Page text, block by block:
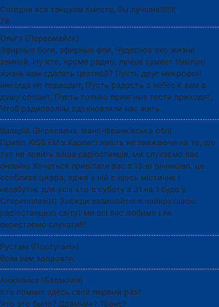
Сегодня все танцуем вместе, Вы лучшие!!!!!!!!
78
Ольга (Первомайск)
Эфирные боги, эфирные феи, Чудесное эхо жизни
земной, Ну кто, кроме радио, лучше сумеет Унылую
жизнь нам сделать цветной? Пусть друг микрофон
никогда не подводит, Пусть радость с небес к вам в
душу спешит, Пусть только приятные гости приходят,
Чтоб радиоволны вдохновляли нас жить.
Валерій (Верховина, Івано-Франківська обл)
Привіт KISS FM з Карпат) навіть не зважаючи на те, що
тут не ловить ваша радіостанція, ми слухаємо вас
онлайн) Хочеться привітати вас з 13-ю річницею, це
особлива цифра, адже у ній є щось містичне і
незабутнє для усіх хто в суботу з 31 на 1 буде у
Стереоплазі))) Завжди залишайтеся найкрутішою
радіостанцією світу) ми всі вас любимо і не
перестаємо слухати!!!
Рустам (Португалія)
Всім вам здоровля.
Анжелика (Балаклея)
Кто помнит здесь свой первый раз?
Что это было? Драмчик? Транс?